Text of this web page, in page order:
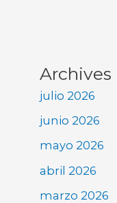
Archives
julio 2026
junio 2026
mayo 2026
abril 2026
marzo 2026